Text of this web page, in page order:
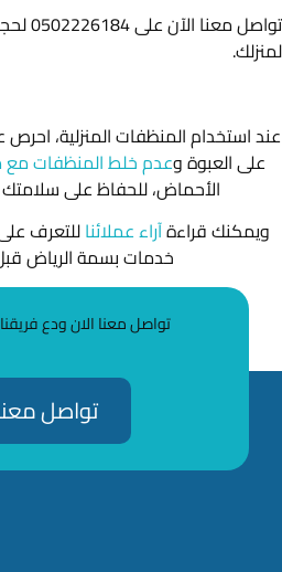
تواصل
لمنزلك.
عند استخدام المنظفات المنزلية،
على العبوة وعدم خلط المنظفات مع
الأحماض، للحفاظ على سلامتك
ويمكنك قراءةآراء عملائناللتعرف
خدمات بسمة الرياض
تواصل معنا الان ودع
تواصل